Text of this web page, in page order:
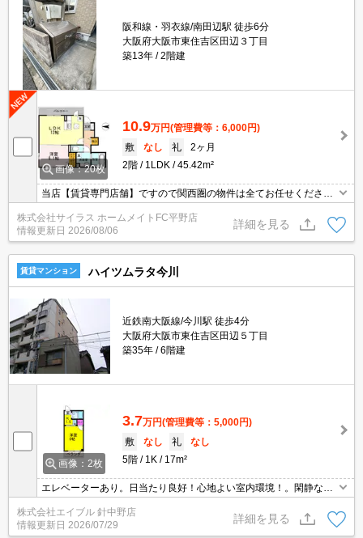
阪和線・羽衣線/南田辺駅 徒歩6分
大阪府大阪市東住吉区田辺３丁目
築13年
2階建
画像：20枚
10.9万円(管理費等：6,000円)
敷
なし 礼
2ヶ月
2階
1LDK 45.42m²
当店【賃貸専門店舗】ですので関西圏の物件は全てお任せくださ
い！どこにある物件でも当店までお気軽にお問い合わせくださいま
せ♪初期費用がご心配な方はクレジット決済が可能ですので安心して
お部屋探し頂けます。
株式会社サイラス ホームメイトFC平野店
情報更新日 2026/08/06
詳細を見る
賃貸マンション ハイツムラタ今川
近鉄南大阪線/今川駅 徒歩4分
大阪府大阪市東住吉区田辺５丁目
築35年
6階建
画像：2枚
3.7万円(管理費等：5,000円)
敷
なし 礼
なし
5階
1K 17m²
エレベーターあり。日当たり良好！心地よい室内環境！。閑静な住
宅街。ぜひお問い合わせください!。
株式会社エイブル 針中野店
情報更新日 2026/07/29
詳細を見る